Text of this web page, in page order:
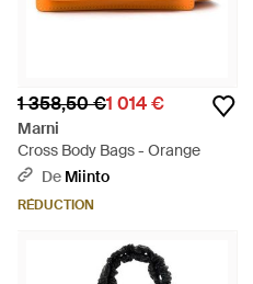
1 358,50 €1 014 €
Marni
Cross Body Bags - Orange
De Miinto
RÉDUCTION